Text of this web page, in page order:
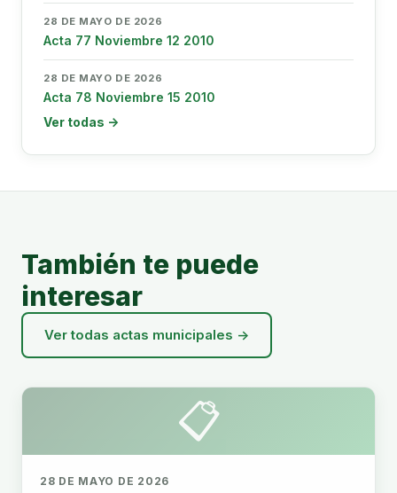
28 DE MAYO DE 2026
Acta 77 Noviembre 12 2010
28 DE MAYO DE 2026
Acta 78 Noviembre 15 2010
Ver todas →
También te puede
interesar
Ver todas actas municipales →
📋
28 DE MAYO DE 2026